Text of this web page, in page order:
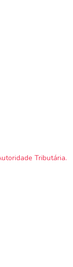
Tributária.